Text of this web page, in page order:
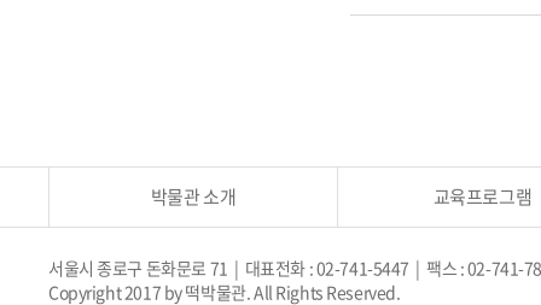
박물관 소개 교육프로그램
서울시 종로구 돈화문로 71 | 대표전화 : 02-741-5447 | 팩스 : 02-741-
Copyright 2017 by 떡박물관. All Rights Reserved.